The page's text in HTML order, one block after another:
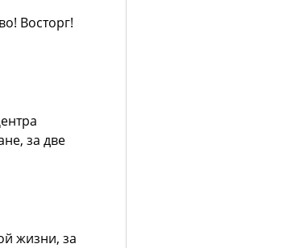
Восторг!
за две
жизни, за